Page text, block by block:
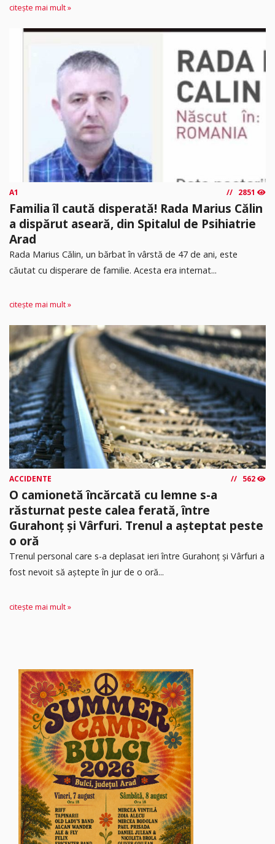
citește mai mult »
A1 2851
Familia îl caută disperată! Rada Marius Călin
a dispărut aseară, din Spitalul de Psihiatrie
Arad
Rada Marius Călin, un bărbat în vârstă de 47 de ani, este
căutat cu disperare de familie. Acesta era internat...
citește mai mult »
ACCIDENTE 562
O camionetă încărcată cu lemne s-a
răsturnat peste calea ferată, între
Gurahonț și Vârfuri. Trenul a așteptat peste
o oră
Trenul personal care s-a deplasat ieri între Gurahonț și Vârfuri a
fost nevoit să aștepte în jur de o oră...
citește mai mult »